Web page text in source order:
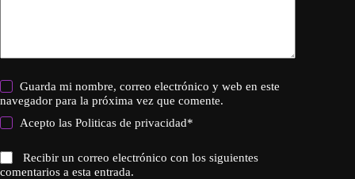
Guarda mi nombre, correo electrónico y web en este
navegador para la próxima vez que comente.
Acepto lasPoliticas de privacidad*
Recibir un correo electrónico con los siguientes
comentarios a esta entrada.